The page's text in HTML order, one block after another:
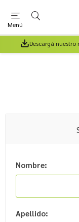
Menú
Descargá
Nombre:
Apellido: